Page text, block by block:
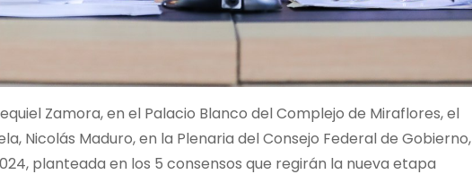
Zamora, en el Palacio Blanco del Complejo de Miraflores, el
Nicolás Maduro, en la Plenaria del Consejo Federal de Gobierno,
planteada en los 5 consensos que regirán la nueva etapa